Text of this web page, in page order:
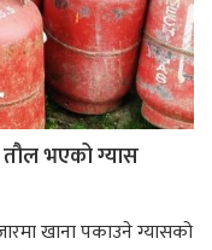
भएको ग्यास
खाना पकाउने ग्यासको